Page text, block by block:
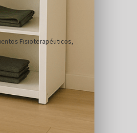
Fisioterapéuticos,